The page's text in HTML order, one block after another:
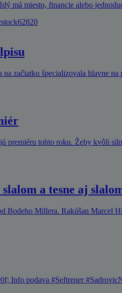
má miesto, financie alebo
začiatku špecializovala hlavne
premiéru tohto roku. Žeby kvôli
a tesne aj
Bodeho Millera. Rakúšan Marcel
podava #Seftrener